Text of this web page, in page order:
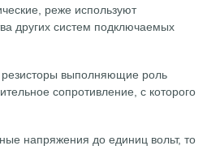
реже используют
других систем подключаемых
выполняющие роль
сопротивление, с которого
напряжения до единиц вольт, то